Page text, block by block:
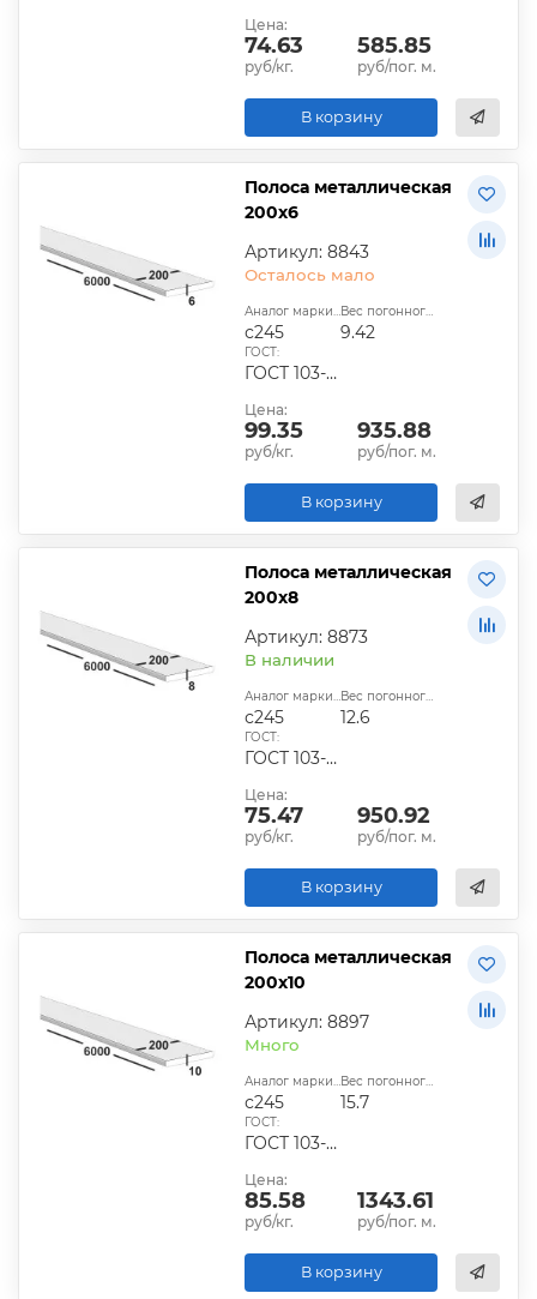
Цена:
74.63
руб/кг.
585.85
руб/пог. м.
В корзину
Полоса металлическая
200х6
Артикул: 8843
Осталось мало
Аналог марки стали:
с245
Вес погонного метра, кг:
9.42
ГОСТ:
ГОСТ 103-2006, ГОСТ 1577-93, ГОСТ 4405-75
Цена:
99.35
руб/кг.
935.88
руб/пог. м.
В корзину
Полоса металлическая
200х8
Артикул: 8873
В наличии
Аналог марки стали:
с245
Вес погонного метра, кг:
12.6
ГОСТ:
ГОСТ 103-2006, ГОСТ 1577-93, ГОСТ 4405-75
Цена:
75.47
руб/кг.
950.92
руб/пог. м.
В корзину
Полоса металлическая
200х10
Артикул: 8897
Много
Аналог марки стали:
с245
Вес погонного метра, кг:
15.7
ГОСТ:
ГОСТ 103-2006, ГОСТ 1577-93, ГОСТ 4405-75
Цена:
85.58
руб/кг.
1343.61
руб/пог. м.
В корзину